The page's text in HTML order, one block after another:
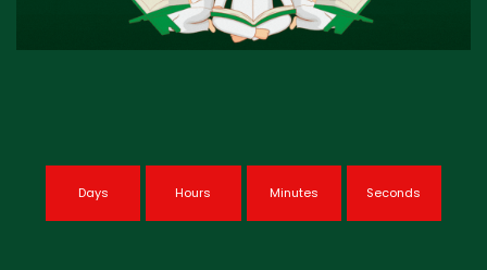
Days Hours Minutes Seconds